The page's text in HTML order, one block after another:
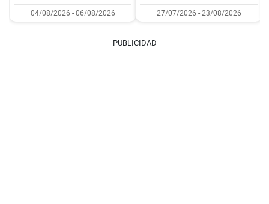
04/08/2026 - 06/08/2026 27/07/2026 - 23/08/2026
PUBLICIDAD